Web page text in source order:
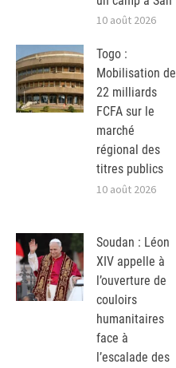
10 août 2026
Togo :
Mobilisation de
22 milliards
FCFA sur le
marché
régional des
titres publics
10 août 2026
Soudan : Léon
XIV appelle à
l’ouverture de
couloirs
humanitaires
face à
l’escalade des